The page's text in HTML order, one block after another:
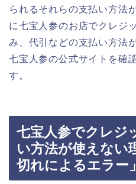
られるそれらの支払い方法
に七宝人参のお店でクレジ
み、代引などの支払い方法
七宝人参の公式サイトを確
す。
七宝人参でクレジ
い方法が使えない
切れによるエラー」